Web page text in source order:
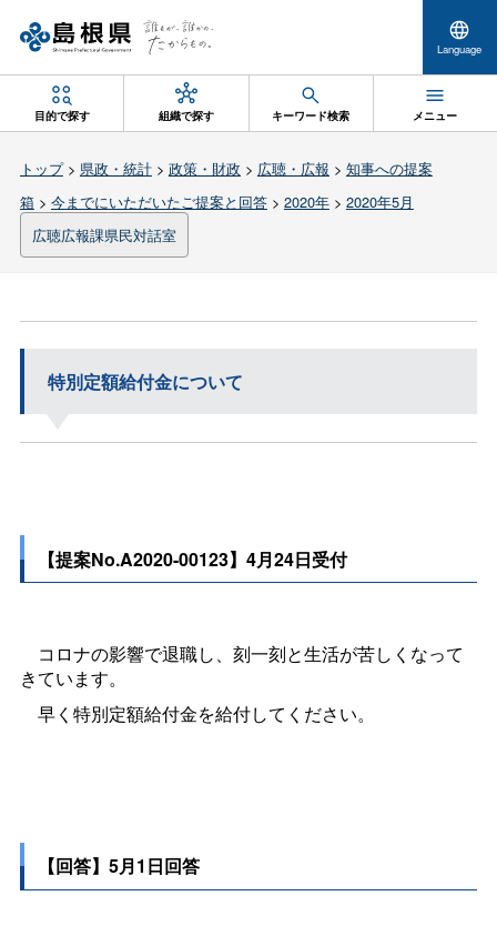
Language
目的で探す 組織で探す キーワード検索 メニュー
トップ> 県政・統計> 政策・財政 > 広聴・広報 > 知事への提案
箱> 今までにいただいたご提案と回答> 2020年> 2020年5月
広聴広報課県民対話室
特別定額給付金について
【提案No.A2020-00123】4月24日受付
コロナの影響で退職し、刻一刻と生活が苦しくなって
きています。
早く特別定額給付金を給付してください。
【回答】5月1日回答